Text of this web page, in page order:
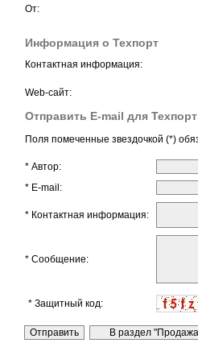
От:
Информация о Техпорт
Контактная информация:
Web-сайт:
Отправить E-mail для Техпорт
Поля помеченные звездочкой (*)
* Автор:
* E-mail:
* Контактная информация:
* Сообщение:
* Защитный код: